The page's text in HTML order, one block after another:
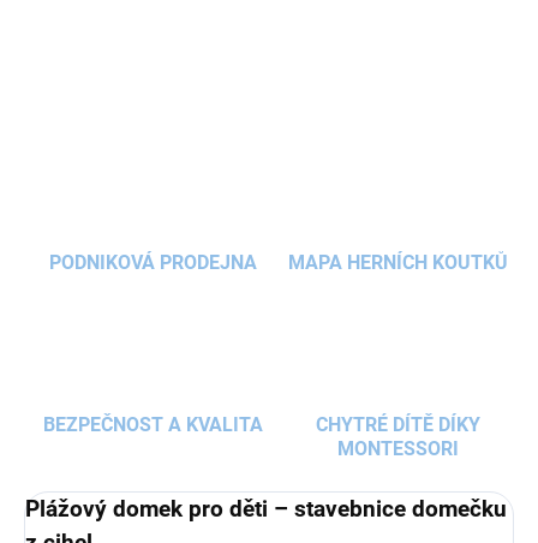
PODNIKOVÁ PRODEJNA MAPA HERNÍCH KOUTKŮ
BEZPEČNOST A KVALITA
CHYTRÉ DÍTĚ DÍKY
MONTESSORI
Plážový domek pro děti – stavebnice domečku